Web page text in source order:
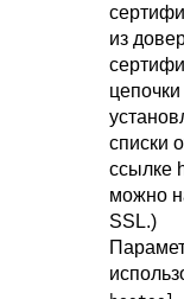
из
списки
ссылке
можно
SSL.)